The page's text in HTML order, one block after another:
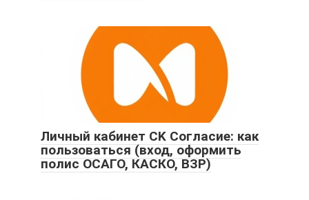
Личный кабинет СK Согласие: как
пользоваться (вход, оформить
полис ОСАГО, КАСКО, ВЗР)